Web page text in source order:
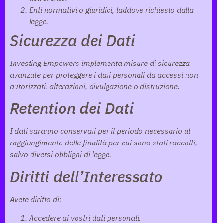
Enti normativi o giuridici, laddove richiesto dalla
legge.
Sicurezza dei Dati
Investing Empowers implementa misure di sicurezza
avanzate per proteggere i dati personali da accessi non
autorizzati, alterazioni, divulgazione o distruzione.
Retention dei Dati
I dati saranno conservati per il periodo necessario al
raggiungimento delle finalità per cui sono stati raccolti,
salvo diversi obblighi di legge.
Diritti dell’Interessato
Avete diritto di:
Accedere ai vostri dati personali.